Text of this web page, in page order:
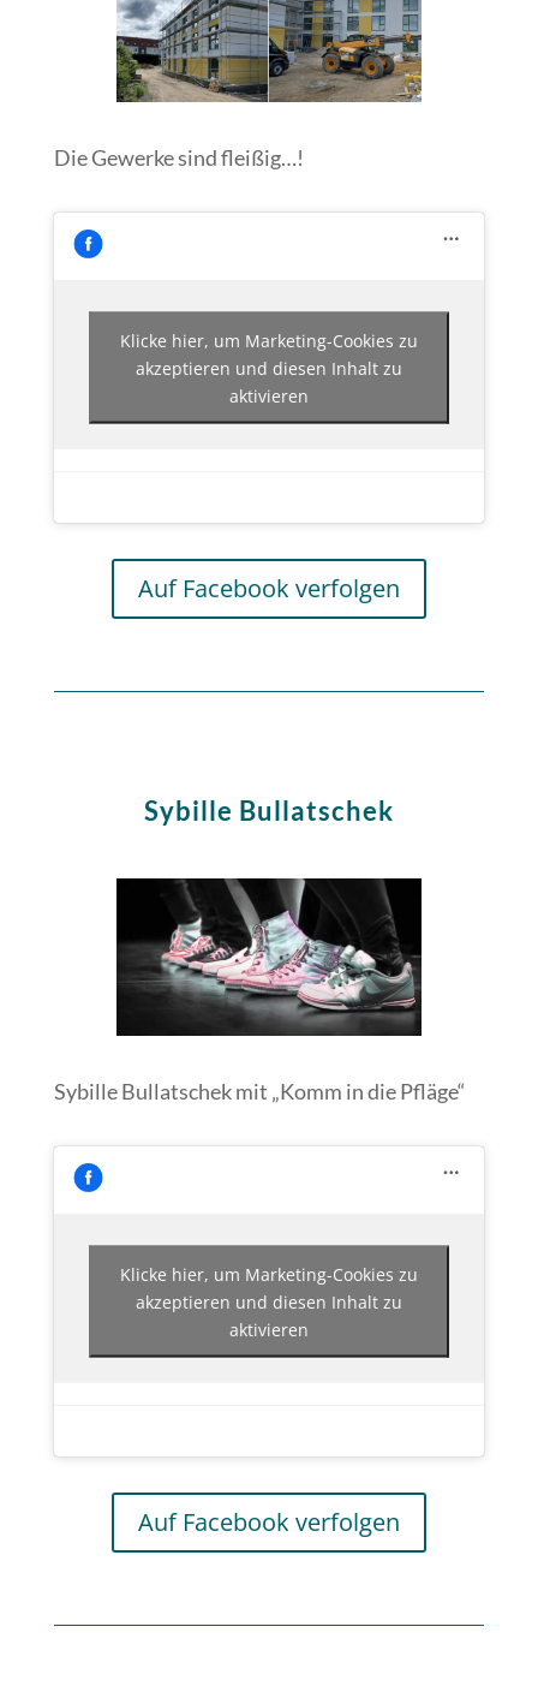
Die Gewerke sind fleißig…!
Klicke hier, um Marketing-Cookies zu
akzeptieren und diesen Inhalt zu
aktivieren
Auf Facebook verfolgen
Sybille Bullatschek
Sybille Bullatschek mit „Komm in die Pfläge“
Klicke hier, um Marketing-Cookies zu
akzeptieren und diesen Inhalt zu
aktivieren
Auf Facebook verfolgen